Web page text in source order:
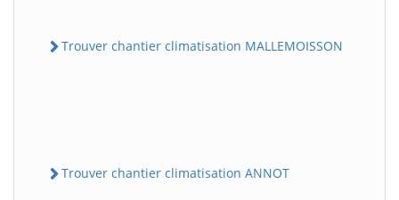
Trouver chantier climatisation MALLEMOISSON
Trouver chantier climatisation ANNOT